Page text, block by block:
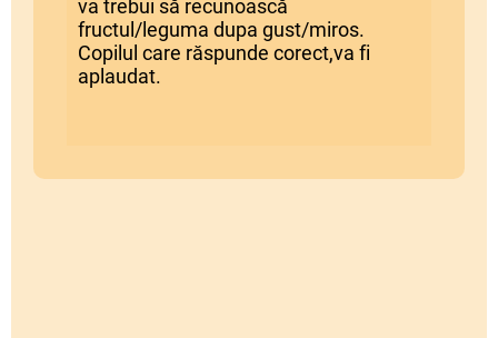
va trebui să recunoască
fructul/leguma dupa gust/miros.
Copilul care răspunde corect,va fi
aplaudat.